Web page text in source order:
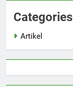
Categories
Artikel